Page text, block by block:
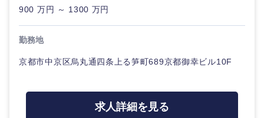
その他
茨城県 栃木県
群馬県 埼玉県
千葉県 東京都
900 万円 ～ 1300 万円
勤務地
京都市中京区烏丸通四条上る笋町689京都御幸ビル10F
求人詳細を見る